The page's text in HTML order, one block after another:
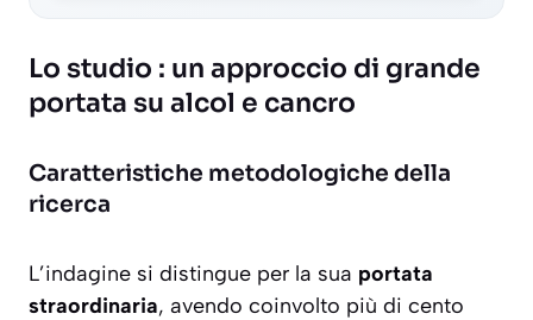
Lo studio : un approccio di grande
portata su alcol e cancro
Caratteristiche metodologiche della
ricerca
L’indagine si distingue per la sua portata
straordinaria, avendo coinvolto più di cento